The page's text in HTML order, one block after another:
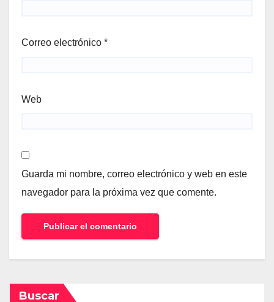
Correo electrónico *
Web
Guarda mi nombre, correo electrónico y web en este
navegador para la próxima vez que comente.
Buscar